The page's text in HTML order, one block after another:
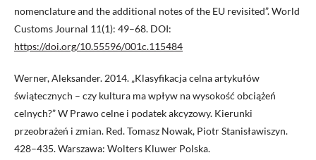
nomenclature and the additional notes of the EU revisited”. World
Customs Journal 11(1): 49–68. DOI:
https://doi.org/10.55596/001c.115484
Werner, Aleksander. 2014. „Klasyfikacja celna artykułów
świątecznych – czy kultura ma wpływ na wysokość obciążeń
celnych?” W Prawo celne i podatek akcyzowy. Kierunki
przeobrażeń i zmian. Red. Tomasz Nowak, Piotr Stanisławiszyn.
428–435. Warszawa: Wolters Kluwer Polska.